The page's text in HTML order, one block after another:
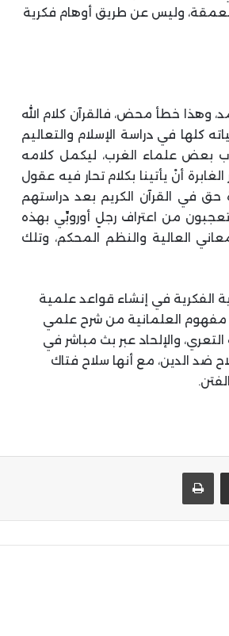
معمقة، وليس عن طريق أوهام فكرية
وهذا خطأ محض، فالقرآن كلام الله
في دراسة الإسلام والتعاليم
بعض علماء الغرب، ليكمل كلامه
أنْ يأتينا بكلام تحار فيه عقول
في القرآن الكريم بعد دراستهم
من اعتراف رجلٍ أوروبِّي بهذه
العالية والنظم المحكم، وتلك
الفكرية في إنشاء قواعد علمية
مفهوم العلمانية من شرح علمي
والإلحاد عبر بث مباشر في
ضد الدين، مع أنها سلاح فتاك
مشاركة عبر البريد